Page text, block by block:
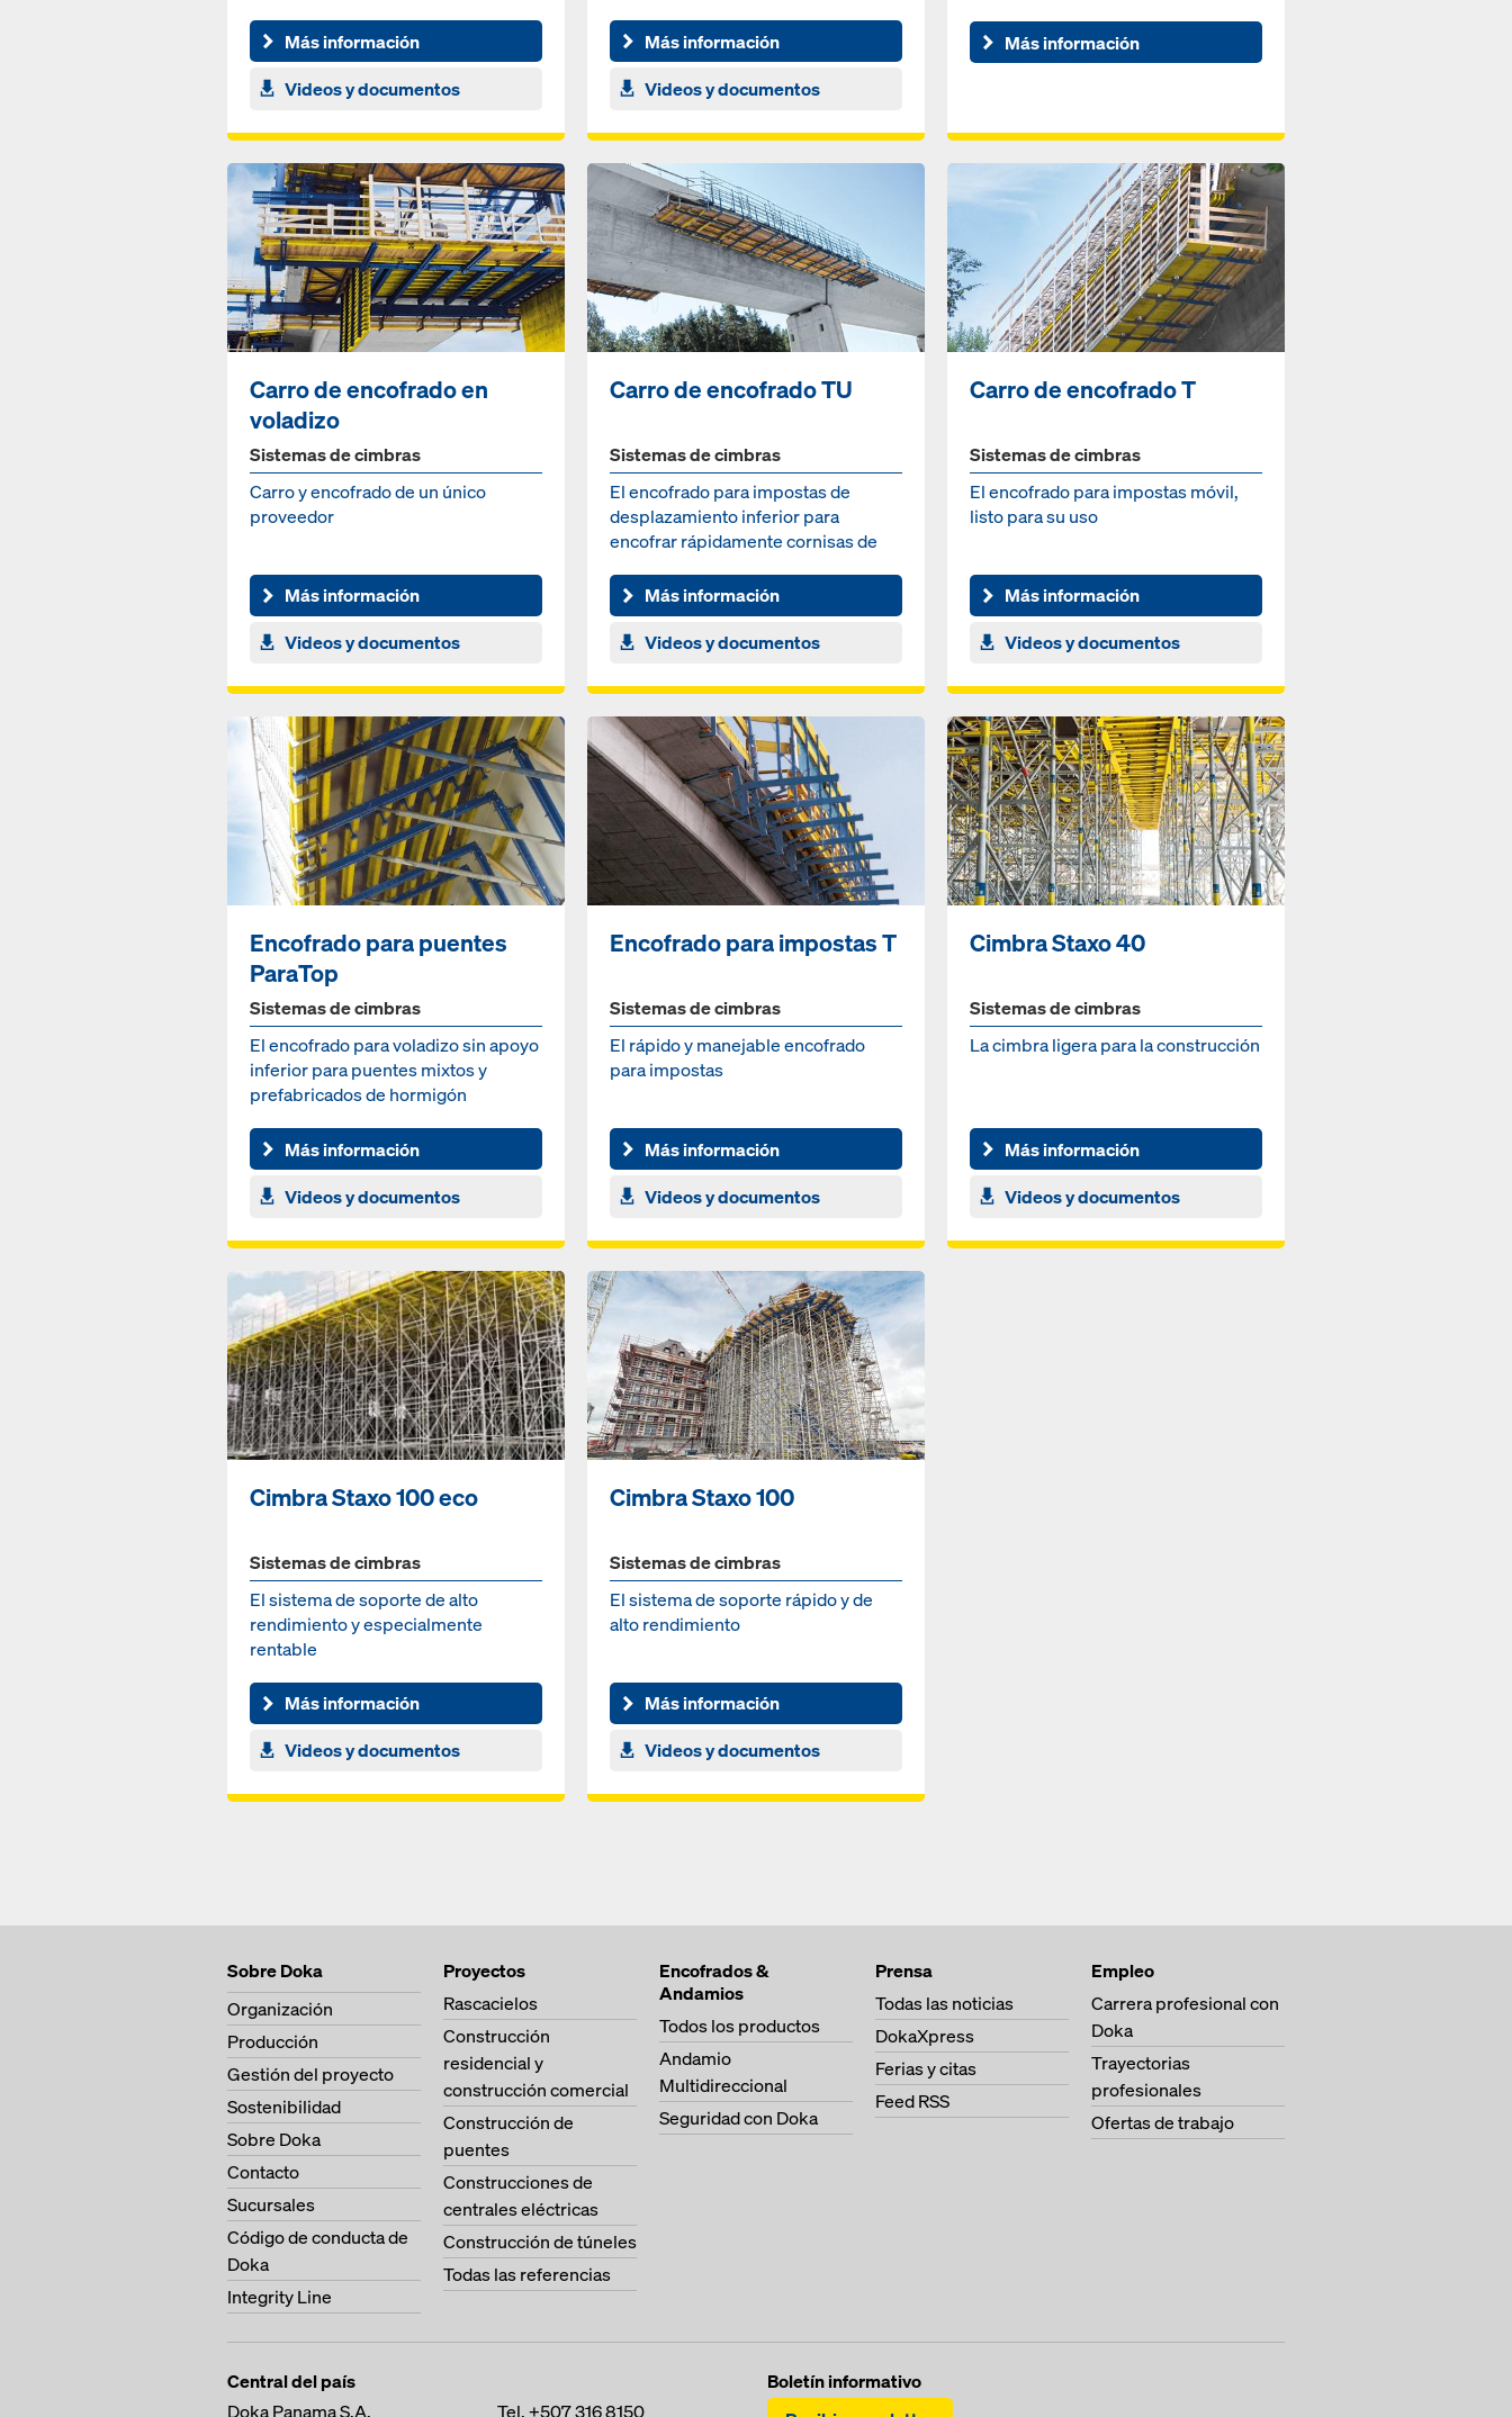
Más información
Videos y documentos
Más información
Videos y documentos
Más información
Carro de encofrado en
voladizo
Sistemas de cimbras
Carro y encofrado de un único
proveedor
Más información
Videos y documentos
Carro de encofrado TU
Sistemas de cimbras
El encofrado para impostas de
desplazamiento inferior para
encofrar rápidamente cornisas de
Más información
Videos y documentos
Carro de encofrado T
Sistemas de cimbras
El encofrado para impostas móvil,
listo para su uso
Más información
Videos y documentos
Encofrado para puentes
ParaTop
Sistemas de cimbras
El encofrado para voladizo sin apoyo
inferior para puentes mixtos y
prefabricados de hormigón
Más información
Videos y documentos
Encofrado para impostas T
Sistemas de cimbras
El rápido y manejable encofrado
para impostas
Más información
Videos y documentos
Cimbra Staxo 40
Sistemas de cimbras
La cimbra ligera para la construcción
Más información
Videos y documentos
Cimbra Staxo 100 eco
Sistemas de cimbras
El sistema de soporte de alto
rendimiento y especialmente
rentable
Más información
Videos y documentos
Cimbra Staxo 100
Sistemas de cimbras
El sistema de soporte rápido y de
alto rendimiento
Más información
Videos y documentos
Sobre Doka
Organización
Producción
Gestión del proyecto
Sostenibilidad
Sobre Doka
Contacto
Sucursales
Código de conducta de
Doka
Integrity Line
Proyectos
Rascacielos
Construcción
residencial y
construcción comercial
Construcción de
puentes
Construcciones de
centrales eléctricas
Construcción de túneles
Todas las referencias
Encofrados &
Andamios
Todos los productos
Andamio
Multidireccional
Seguridad con Doka
Prensa
Todas las noticias
DokaXpress
Ferias y citas
Feed RSS
Empleo
Carrera profesional con
Doka
Trayectorias
profesionales
Ofertas de trabajo
Central del país
Doka Panama S.A.
Tel.+507 316 8150
Boletín informativo